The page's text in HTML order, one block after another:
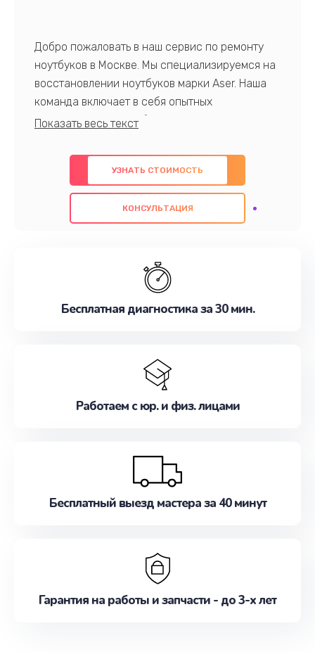
Добро пожаловать в наш сервис по ремонту
ноутбуков в Москве. Мы специализируемся на
восстановлении ноутбуков марки Aser. Наша
команда включает в себя опытных
профессионалов с обширными знаниями и
предлагаем быстрый и качественный ремонт с
использованием оригинальных компонентов, а
также гарантируем качество всех
проведенных работ. Наша цель - предоставить
наилучшим образом. Не медлите записаться на
УЗНАТЬ СТОИМОСТЬ
КОНСУЛЬТАЦИЯ
Бесплатная диагностика за 30 мин.
Работаем с юр. и физ. лицами
Бесплатный выезд мастера за 40 минут
Гарантия на работы и запчасти - до 3-х лет